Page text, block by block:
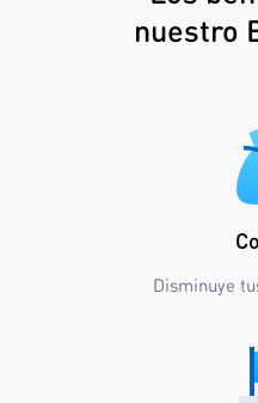
nuestro
Disminuye